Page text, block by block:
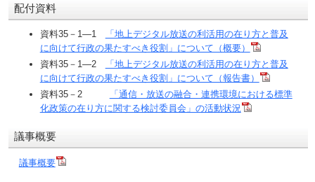
配付資料
資料35－1―1
「地上デジタル放送の利活用の在り方と普及
に向けて行政の果たすべき役割」について（概要）
資料35－1―2
「地上デジタル放送の利活用の在り方と普及
に向けて行政の果たすべき役割」について（報告書）
資料35－2
「通信・放送の融合・連携環境における標準
化政策の在り方に関する検討委員会」の活動状況
議事概要
議事概要